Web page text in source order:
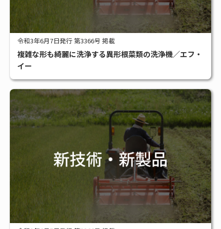
令和3年6月7日発行 第3366号 掲載
複雑な形も綺麗に洗浄する異形根菜類の洗浄機／エフ・
イー